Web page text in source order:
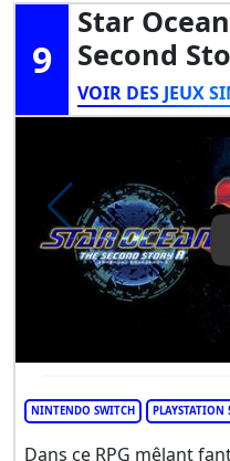
9
Star
Second
VOIR DES JEUX
NINTENDO SWITCH PLAYSTATION
Dans ce RPG mêlant